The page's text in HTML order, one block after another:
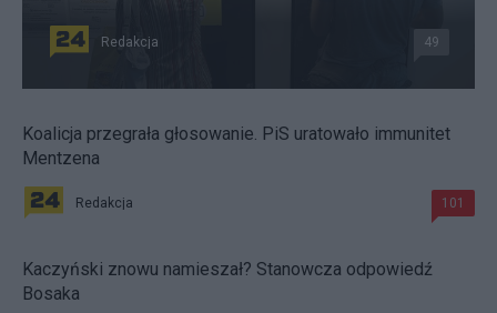
Redakcja 49
Koalicja przegrała głosowanie. PiS uratowało immunitet
Mentzena
Redakcja 101
Kaczyński znowu namieszał? Stanowcza odpowiedź
Bosaka